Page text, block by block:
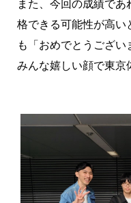
また、今回の成績で
格できる可能性が高い
も「おめでとうござい
みんな嬉しい顔で東京